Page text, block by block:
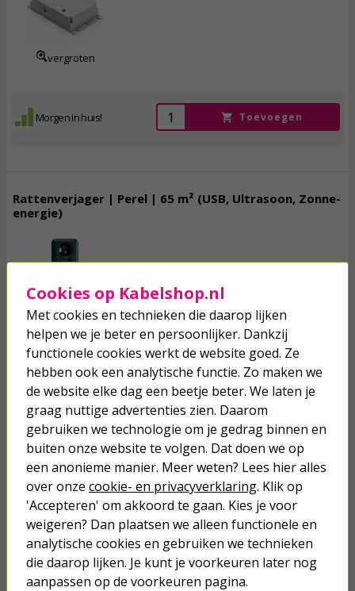
vergroten
Morgen in huis! Toevoegen
Rattenverjager | Perel | 65 m² (USB, Ultrasoon, Zonne-
energie)
vergroten
27,50
Morgen in huis! Toevoegen
Rattenverjager | Protect Home | 150 m² (Ultrasoon)
vergroten
17,95
incl. btw
Cookies op Kabelshop.nl
Met cookies en technieken die daarop lijken
helpen we je beter en persoonlijker. Dankzij
functionele cookies werkt de website goed. Ze
hebben ook een analytische functie. Zo maken we
de website elke dag een beetje beter. We laten je
graag nuttige advertenties zien. Daarom
gebruiken we technologie om je gedrag binnen en
buiten onze website te volgen. Dat doen we op
een anonieme manier. Meer weten? Lees hier alles
over onze cookie- en privacyverklaring. Klik op
'Accepteren' om akkoord te gaan. Kies je voor
weigeren? Dan plaatsen we alleen functionele en
analytische cookies en gebruiken we technieken
die daarop lijken. Je kunt je voorkeuren later nog
aanpassen op de voorkeuren pagina.